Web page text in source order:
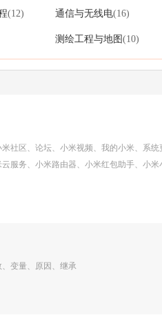
(12) 通信与无线电(16)
测绘工程与地图(10)
社区、论坛、小米视频、我的小米、系
服务、小米路由器、小米红包助手、小
变量、原因、继承